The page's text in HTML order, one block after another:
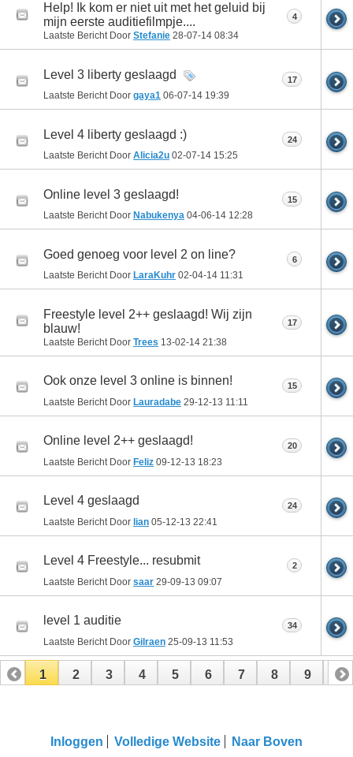
Help! Ik kom er niet uit met het geluid bij
mijn eerste auditiefilmpje....
Laatste Bericht Door Stefanie 28-07-14 08:34
4
Level 3 liberty geslaagd
Laatste Bericht Door gaya1 06-07-14 19:39
17
Level 4 liberty geslaagd :)
Laatste Bericht Door Alicia2u 02-07-14 15:25
24
Online level 3 geslaagd!
Laatste Bericht Door Nabukenya 04-06-14 12:28
15
Goed genoeg voor level 2 on line?
Laatste Bericht Door LaraKuhr 02-04-14 11:31
6
Freestyle level 2++ geslaagd! Wij zijn
blauw!
Laatste Bericht Door Trees 13-02-14 21:38
17
Ook onze level 3 online is binnen!
Laatste Bericht Door Lauradabe 29-12-13 11:11
15
Online level 2++ geslaagd!
Laatste Bericht Door Feliz 09-12-13 18:23
20
Level 4 geslaagd
Laatste Bericht Door lian 05-12-13 22:41
24
Level 4 Freestyle... resubmit
Laatste Bericht Door saar 29-09-13 09:07
2
level 1 auditie
Laatste Bericht Door Gilraen 25-09-13 11:53
34
1 2 3 4 5 6 7 8 9 10
Inloggen Volledige Website Naar Boven